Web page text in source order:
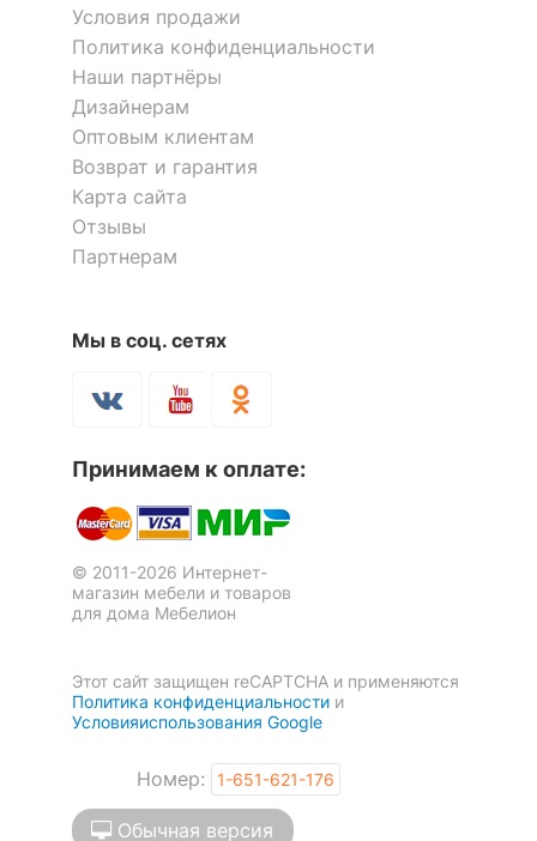
Условия продажи
Политика конфиденциальности
Наши партнёры
Дизайнерам
Оптовым клиентам
Возврат и гарантия
Карта сайта
Отзывы
Партнерам
Мы в соц. сетях
Принимаем к оплате:
© 2011-2026 Интернет-
магазин мебели и товаров
для дома Мебелион
Этот сайт защищен reCAPTCHA и применяются
Политика конфиденциальности и
Условияиспользования Google
Номер: 1-651-621-176
Обычная версия